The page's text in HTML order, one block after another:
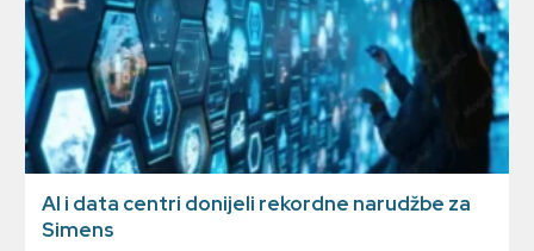
AI i data centri donijeli rekordne narudžbe za
Simens